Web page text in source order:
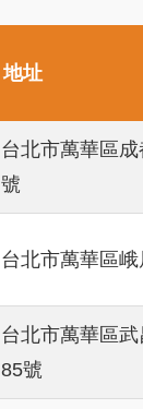
地址
台北市萬華區
號
台北市萬華區
台北市萬華區
85號